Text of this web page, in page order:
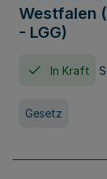
Westfalen
- LGG)
In Kraft
Gesetz